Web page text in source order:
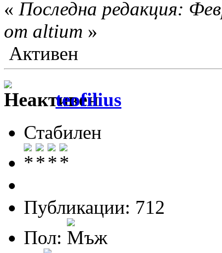
« Последна редакция:
от altium »
Активен
teofilius
Стабилен
Публикации: 712
Пол: